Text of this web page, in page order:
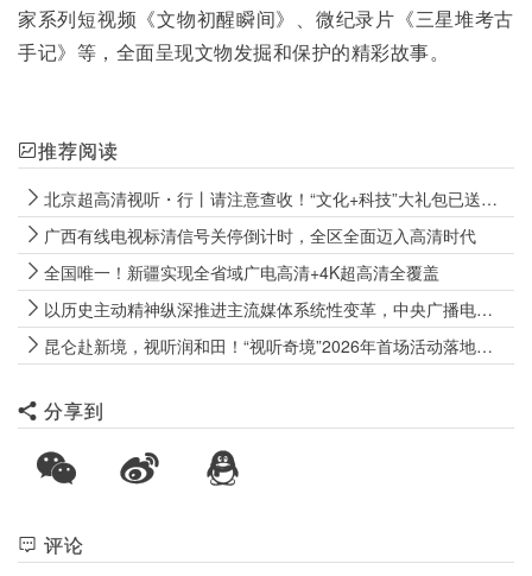
家系列短视频《文物初醒瞬间》、微纪录片《三星堆考古
手记》等，全面呈现文物发掘和保护的精彩故事。
推荐阅读
北京超高清视听・行丨请注意查收！“文化+科技”大礼包已送达新疆和田
广西有线电视标清信号关停倒计时，全区全面迈入高清时代
全国唯一！新疆实现全省域广电高清+4K超高清全覆盖
以历史主动精神纵深推进主流媒体系统性变革，中央广播电视总台召开2026年年中工作推进会
昆仑赴新境，视听润和田！“视听奇境”2026年首场活动落地新疆和田
分享到
评论